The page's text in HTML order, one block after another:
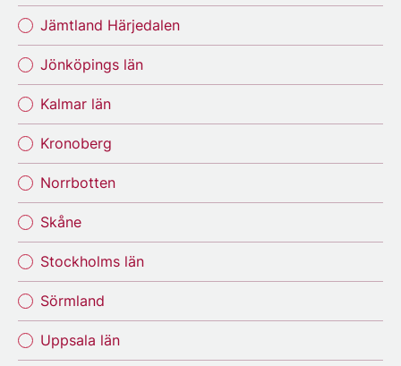
Jämtland Härjedalen
Jönköpings län
Kalmar län
Kronoberg
Norrbotten
Skåne
Stockholms län
Sörmland
Uppsala län